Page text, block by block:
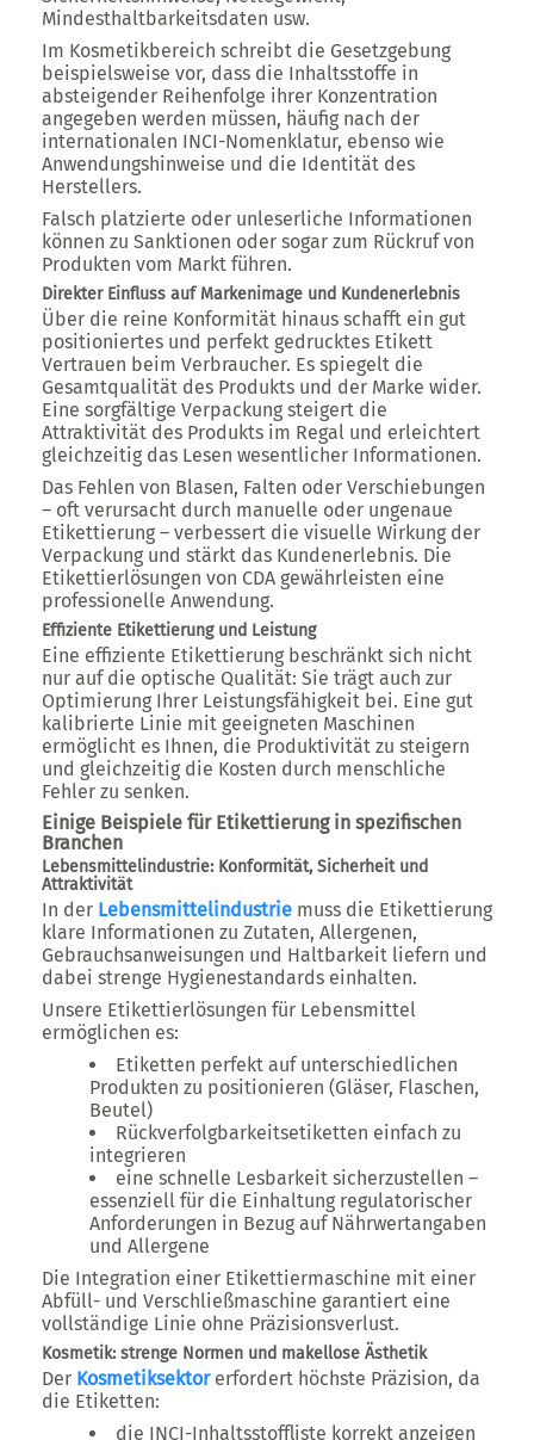
Mindesthaltbarkeitsdaten usw.
Im Kosmetikbereich schreibt die Gesetzgebung
beispielsweise vor, dass die Inhaltsstoffe in
absteigender Reihenfolge ihrer Konzentration
angegeben werden müssen, häufig nach der
internationalen INCI-Nomenklatur, ebenso wie
Anwendungshinweise und die Identität des
Herstellers.
Falsch platzierte oder unleserliche Informationen
können zu Sanktionen oder sogar zum Rückruf von
Produkten vom Markt führen.
Direkter Einfluss auf Markenimage und Kundenerlebnis
Über die reine Konformität hinaus schafft ein gut
positioniertes und perfekt gedrucktes Etikett
Vertrauen beim Verbraucher. Es spiegelt die
Gesamtqualität des Produkts und der Marke wider.
Eine sorgfältige Verpackung steigert die
Attraktivität des Produkts im Regal und erleichtert
gleichzeitig das Lesen wesentlicher Informationen.
Das Fehlen von Blasen, Falten oder Verschiebungen
– oft verursacht durch manuelle oder ungenaue
Etikettierung – verbessert die visuelle Wirkung der
Verpackung und stärkt das Kundenerlebnis. Die
Etikettierlösungen von CDA gewährleisten eine
professionelle Anwendung.
Effiziente Etikettierung und Leistung
Eine effiziente Etikettierung beschränkt sich nicht
nur auf die optische Qualität: Sie trägt auch zur
Optimierung Ihrer Leistungsfähigkeit bei. Eine gut
kalibrierte Linie mit geeigneten Maschinen
ermöglicht es Ihnen, die Produktivität zu steigern
und gleichzeitig die Kosten durch menschliche
Fehler zu senken.
Einige Beispiele für Etikettierung in spezifischen
Branchen
Lebensmittelindustrie: Konformität, Sicherheit und
Attraktivität
In der Lebensmittelindustrie muss die Etikettierung
klare Informationen zu Zutaten, Allergenen,
Gebrauchsanweisungen und Haltbarkeit liefern und
dabei strenge Hygienestandards einhalten.
Unsere Etikettierlösungen für Lebensmittel
ermöglichen es:
Etiketten perfekt auf unterschiedlichen
Produkten zu positionieren (Gläser, Flaschen,
Beutel)
Rückverfolgbarkeitsetiketten einfach zu
integrieren
eine schnelle Lesbarkeit sicherzustellen –
essenziell für die Einhaltung regulatorischer
Anforderungen in Bezug auf Nährwertangaben
und Allergene
Die Integration einer Etikettiermaschine mit einer
Abfüll- und Verschließmaschine garantiert eine
vollständige Linie ohne Präzisionsverlust.
Kosmetik: strenge Normen und makellose Ästhetik
Der Kosmetiksektor erfordert höchste Präzision, da
die Etiketten:
die INCI-Inhaltsstoffliste korrekt anzeigen